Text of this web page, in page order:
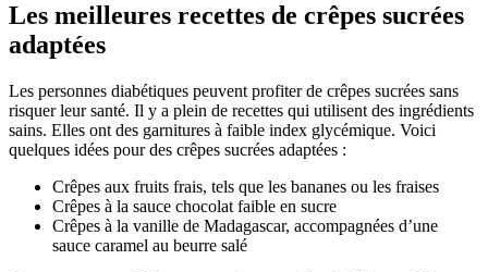
Les meilleures recettes de crêpes sucrées
adaptées
Les personnes diabétiques peuvent profiter de crêpes sucrées sans
risquer leur santé. Il y a plein de recettes qui utilisent des ingrédients
sains. Elles ont des garnitures à faible index glycémique. Voici
quelques idées pour des crêpes sucrées adaptées :
Crêpes aux fruits frais, tels que les bananes ou les fraises
Crêpes à la sauce chocolat faible en sucre
Crêpes à la vanille de Madagascar, accompagnées d’une
sauce caramel au beurre salé